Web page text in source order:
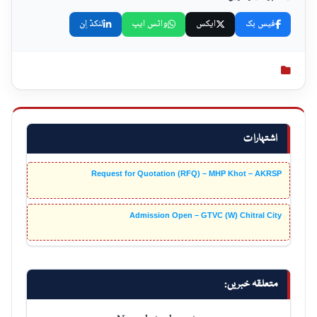
اشتہارات
Request for Quotation (RFQ) – MHP Khot – AKRSP
Admission Open – GTVC (W) Chitral City
متعلقہ خبریں:
فیس بک ایکس واٹس ایپ لنکڈ اِن